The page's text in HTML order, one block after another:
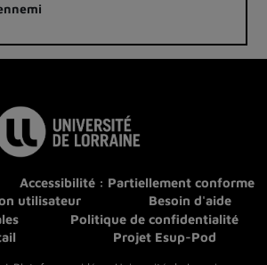
Accessibilité : Partiellement conforme
utilisateur
Besoin d'aide
Politique de confidentialité
Projet Esup-Pod